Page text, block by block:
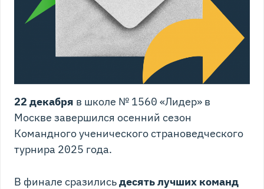
22 декабря в школе № 1560 «Лидер» в
Москве завершился осенний сезон
Командного ученического страноведческого
турнира 2025 года.
В финале сразилисьдесять лучших команд